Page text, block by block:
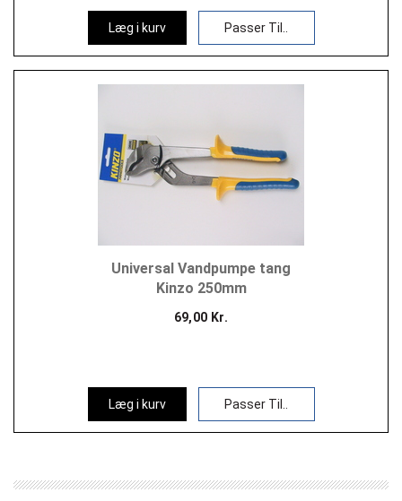
Læg i kurv Passer Til..
Universal Vandpumpe tang
Kinzo 250mm
69,00 Kr.
Læg i kurv Passer Til..